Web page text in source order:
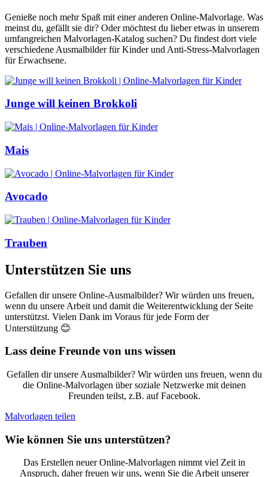
Genieße noch mehr Spaß mit einer anderen Online-Malvorlage. Was
meinst du, gefällt sie dir? Oder möchtest du lieber etwas in unserem
umfangreichen Malvorlagen-Katalog suchen? Du findest dort viele
verschiedene Ausmalbilder für Kinder und Anti-Stress-Malvorlagen
für Erwachsene.
Junge will keinen Brokkoli
Mais
Avocado
Trauben
Unterstützen Sie uns
Gefallen dir unsere Online-Ausmalbilder? Wir würden uns freuen,
wenn du unsere Arbeit und damit die Weiterentwicklung der Seite
unterstützst. Vielen Dank im Voraus für jede Form der
Unterstützung 😊
Lass deine Freunde von uns wissen
Gefallen dir unsere Ausmalbilder? Wir würden uns freuen, wenn du
die Online-Malvorlagen über soziale Netzwerke mit deinen
Freunden teilst, z.B. auf Facebook.
Malvorlagen teilen
Wie können Sie uns unterstützen?
Das Erstellen neuer Online-Malvorlagen nimmt viel Zeit in
Anspruch, daher freuen wir uns, wenn Sie die Arbeit unserer